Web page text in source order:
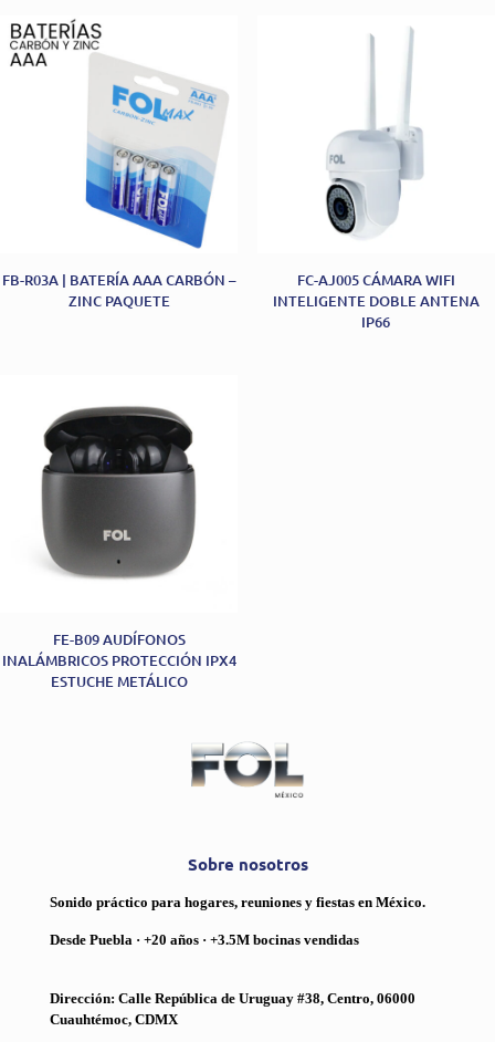
FB-R03A | BATERÍA AAA CARBÓN –
ZINC PAQUETE
FC-AJ005 CÁMARA WIFI
INTELIGENTE DOBLE ANTENA
IP66
FE-B09 AUDÍFONOS
INALÁMBRICOS PROTECCIÓN IPX4
ESTUCHE METÁLICO
Sobre nosotros
Sonido práctico para hogares, reuniones y fiestas en México.
Desde Puebla · +20 años · +3.5M bocinas vendidas
Dirección: Calle República de Uruguay #38, Centro, 06000
Cuauhtémoc, CDMX